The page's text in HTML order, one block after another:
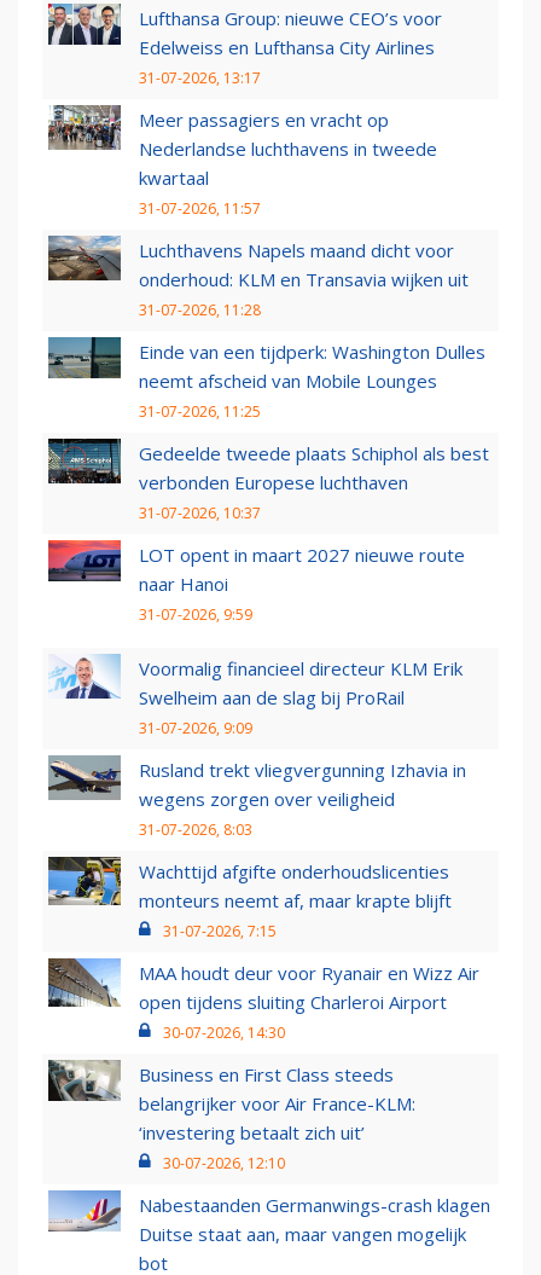
Lufthansa Group: nieuwe CEO’s voor
Edelweiss en Lufthansa City Airlines
31-07-2026, 13:17
Meer passagiers en vracht op
Nederlandse luchthavens in tweede
kwartaal
31-07-2026, 11:57
Luchthavens Napels maand dicht voor
onderhoud: KLM en Transavia wijken uit
31-07-2026, 11:28
Einde van een tijdperk: Washington Dulles
neemt afscheid van Mobile Lounges
31-07-2026, 11:25
Gedeelde tweede plaats Schiphol als best
verbonden Europese luchthaven
31-07-2026, 10:37
LOT opent in maart 2027 nieuwe route
naar Hanoi
31-07-2026, 9:59
Voormalig financieel directeur KLM Erik
Swelheim aan de slag bij ProRail
31-07-2026, 9:09
Rusland trekt vliegvergunning Izhavia in
wegens zorgen over veiligheid
31-07-2026, 8:03
Wachttijd afgifte onderhoudslicenties
monteurs neemt af, maar krapte blijft
31-07-2026, 7:15
MAA houdt deur voor Ryanair en Wizz Air
open tijdens sluiting Charleroi Airport
30-07-2026, 14:30
Business en First Class steeds
belangrijker voor Air France-KLM:
‘investering betaalt zich uit’
30-07-2026, 12:10
Nabestaanden Germanwings-crash klagen
Duitse staat aan, maar vangen mogelijk
bot